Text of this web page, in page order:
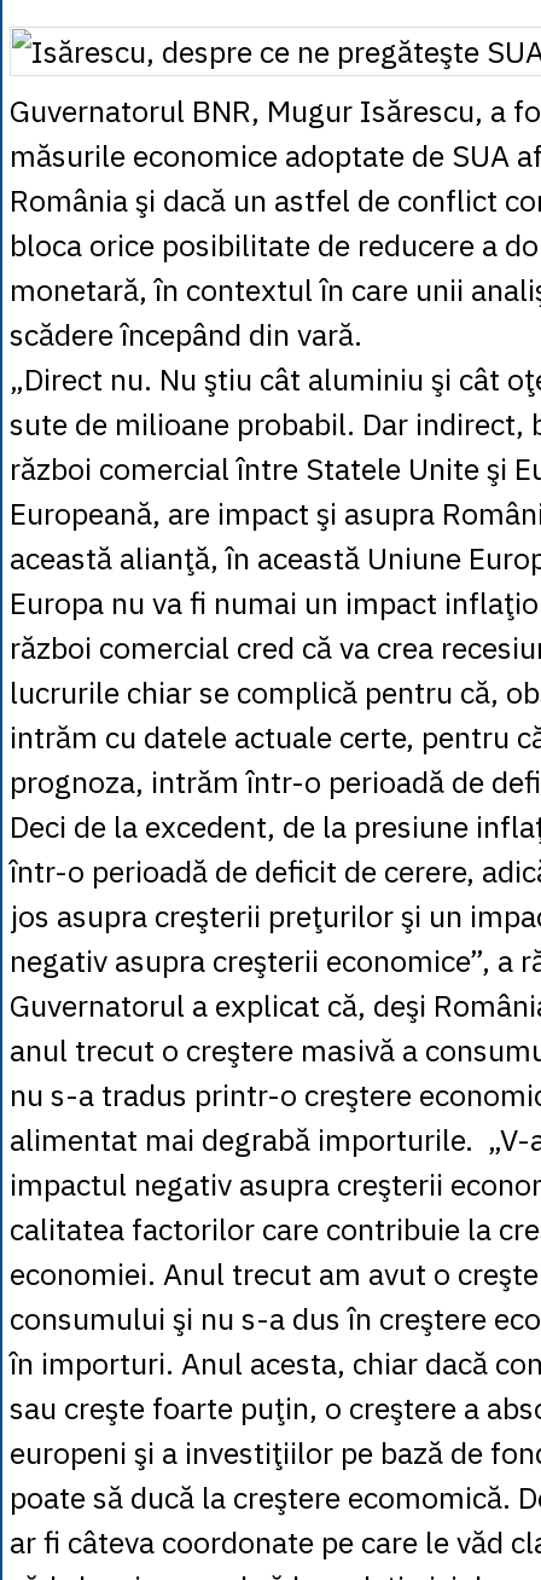
1 MDL = 0.2538
1 MXN= 0.2227
1 NOK= 0.4191
1 NZD= 2.6097
1 PLN
= 1.1646
1 RSD = 0.0425
1 RUB= 0.0530
1 SEK= 0.4526
= 0.1141
1 UAH= 0.1048
= 5.9383
1 ZAR = 0.2318
Guvernatorul BNR, Mugur Isărescu, a
măsurile economice adoptate de SUA
România şi dacă un astfel de conflict
bloca orice posibilitate de reducere a
monetară, în contextul în care unii
scădere începând din vară.
„Direct nu. Nu ştiu cât aluminiu şi cât
sute de milioane probabil. Dar indirect,
război comercial între Statele Unite şi
Europeană, are impact şi asupra
această alianţă, în această Uniune
Europa nu va fi numai un impact
război comercial cred că va crea
lucrurile chiar se complică pentru că,
intrăm cu datele actuale certe, pentru
prognoza, intrăm într-o perioadă de
Deci de la excedent, de la presiune
într-o perioadă de deficit de cerere,
jos asupra creşterii preţurilor şi un
negativ asupra creşterii economice”, a
Guvernatorul a explicat că, deşi
anul trecut o creştere masivă a
nu s-a tradus printr-o creştere
alimentat mai degrabă importurile. „V-
impactul negativ asupra creşterii
calitatea factorilor care contribuie la
economiei. Anul trecut am avut o
consumului şi nu s-a dus în creştere
în importuri. Anul acesta, chiar dacă
sau creşte foarte puţin, o creştere a
europeni şi a investiţiilor pe bază de
poate să ducă la creştere ecomomică.
ar fi câteva coordonate pe care le văd